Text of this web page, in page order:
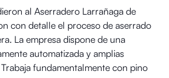
al Aserradero Larrañaga de
con detalle el proceso de aserrado
La empresa dispone de una
automatizada y amplias
fundamentalmente con pino